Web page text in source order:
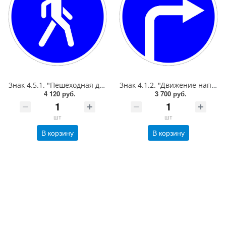
Знак 4.5.1. "Пешеходная дорожка",D=900, Тип А (1б) Микропризм. (7-9 лет)металл 0.8 мм
4 120 руб.
шт
В корзину
Знак 4.1.2. "Движение направо",D=900, Тип А Коммерческая (3 года),металл 0.8 мм
3 700 руб.
шт
В корзину